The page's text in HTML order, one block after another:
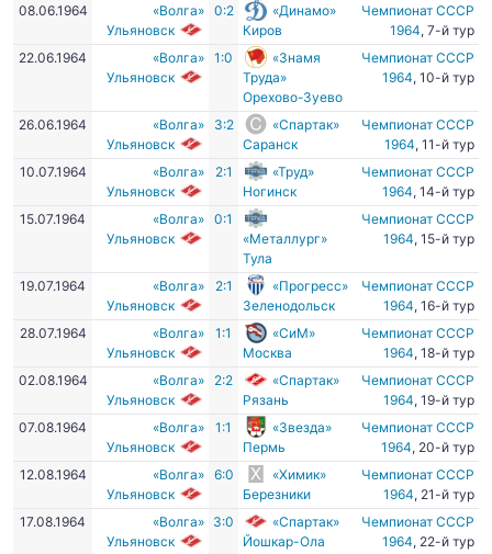
08.06.1964
«Волга»
Ульяновск
0:2
«Динамо»
Киров
Чемпионат СССР
1964, 7-й тур
22.06.1964
«Волга»
Ульяновск
1:0
«Знамя
Труда»
Орехово-Зуево
Чемпионат СССР
1964, 10-й тур
26.06.1964
«Волга»
Ульяновск
3:2
«Спартак»
Саранск
Чемпионат СССР
1964, 11-й тур
10.07.1964
«Волга»
Ульяновск
2:1
«Труд»
Ногинск
Чемпионат СССР
1964, 14-й тур
15.07.1964
«Волга»
Ульяновск
0:1
«Металлург»
Тула
Чемпионат СССР
1964, 15-й тур
19.07.1964
«Волга»
Ульяновск
2:1
«Прогресс»
Зеленодольск
Чемпионат СССР
1964, 16-й тур
28.07.1964
«Волга»
Ульяновск
1:1
«СиМ»
Москва
Чемпионат СССР
1964, 18-й тур
02.08.1964
«Волга»
Ульяновск
2:2
«Спартак»
Рязань
Чемпионат СССР
1964, 19-й тур
07.08.1964
«Волга»
Ульяновск
1:1
«Звезда»
Пермь
Чемпионат СССР
1964, 20-й тур
12.08.1964
«Волга»
Ульяновск
6:0
«Химик»
Березники
Чемпионат СССР
1964, 21-й тур
17.08.1964
«Волга»
Ульяновск
3:0
«Спартак»
Йошкар-Ола
Чемпионат СССР
1964, 22-й тур